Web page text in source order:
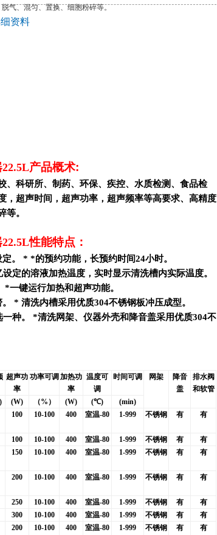
气、混匀、置换、细胞粉碎等。
资料
产品概术:
、科研所、制药、环保、疾控、水质检测、食品检
，超声时间，超声功率，超声频率等高要求、高精度
等。
性能特点：
。 * *的预约功能，长预约时间24小时。
定的溶液加热温度，实时显示清洗槽内实际温度。
一键运行加热和超声功能。
* 清洗内槽采用优质304不锈钢板冲压成型。
种。 *清洗网架、仪器外壳和降音盖采用优质304不
超声功
率
功率可调 加热功
率
温度可
调
时间可调 网架
降音
盖
排水阀
和软管
(W) （%） (W) (℃)
(min)
100 10-100 400 室温-80 1-999 不锈钢 有 有
100 10-100 400 室温-80 1-999 不锈钢 有
有
150 10-100 400 室温-80 1-999 不锈钢 有 有
200 10-100 400 室温-80 1-999 不锈钢 有 有
250 10-100 400 室温-80 1-999 不锈钢 有
有
300 10-100 400 室温-80 1-999 不锈钢 有
有
200 10-100 400 室温-80 1-999 不锈钢 有 有